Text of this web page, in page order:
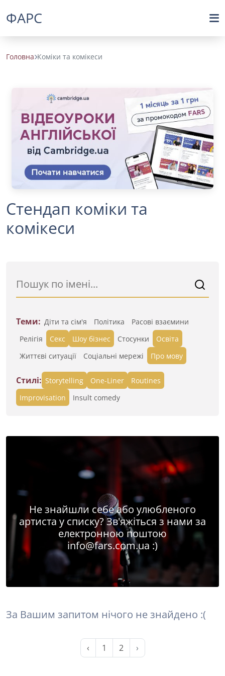
ФАРС
Головна Коміки та комікеси
Стендап коміки та
комікеси
Теми: Діти та сім'я Політика
Расові взаємини
Релігія
Секс Шоу бізнес Стосунки
Освіта
Життєві ситуації
Cоціальні мережі Про мову
Стилі: Storytelling One-Liner
Routines
Improvisation
Insult comedy
Не знайшли себе або улюбленого
артиста у списку? Зв'яжіться з нами за
електронною поштою
info@fars.com.ua :)
За Вашим запитом нічого не знайдено :(
‹ 1 2 ›